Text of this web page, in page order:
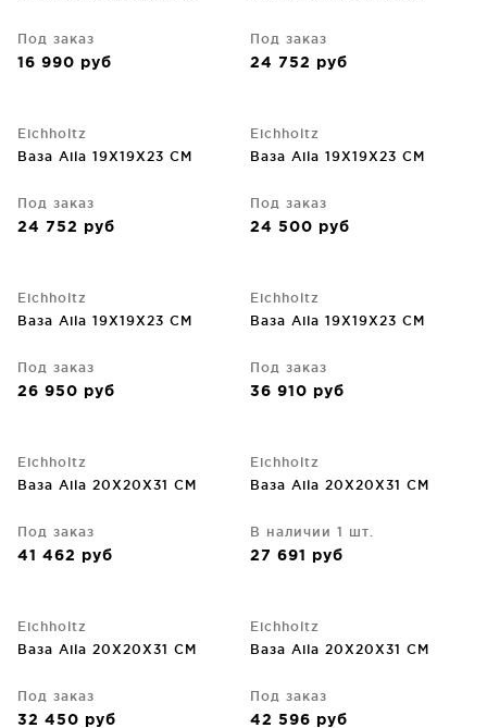
Под заказ
16 990 руб
Под заказ
24 752 руб
Eichholtz
Ваза Aila 19X19X23 CM
Под заказ
24 752 руб
Eichholtz
Ваза Aila 19X19X23 CM
Под заказ
24 500 руб
Eichholtz
Ваза Aila 19X19X23 CM
Под заказ
26 950 руб
Eichholtz
Ваза Aila 19X19X23 CM
Под заказ
36 910 руб
Eichholtz
Ваза Aila 20X20X31 CM
Под заказ
41 462 руб
Eichholtz
Ваза Aila 20X20X31 CM
В наличии 1 шт.
27 691 руб
Eichholtz
Ваза Aila 20X20X31 CM
Под заказ
32 450 руб
Eichholtz
Ваза Aila 20X20X31 CM
Под заказ
42 596 руб